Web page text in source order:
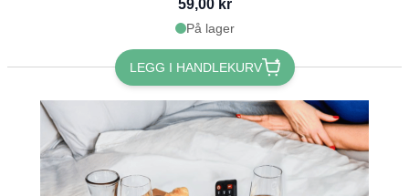
59,00 kr
På lager
LEGG I HANDLEKURV